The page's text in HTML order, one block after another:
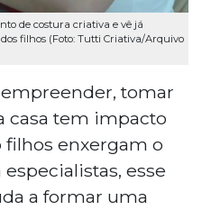
de costura criativa e vê já
filhos (Foto: Tutti Criativa/Arquivo
tomar
casa tem impacto
enxergam o
esse
a formar uma